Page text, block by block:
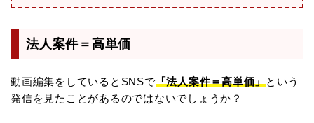
す！
個
法人案件＝高単価
動画編集をしているとSNSで「法人案件＝高単価」という
発信を見たことがあるのではないでしょうか？